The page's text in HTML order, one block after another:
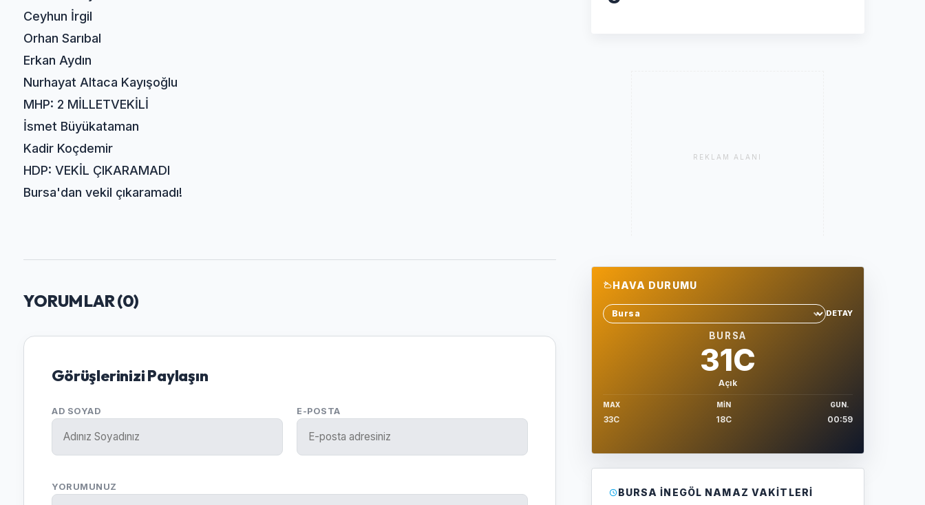
Ceyhun İrgil
Orhan Sarıbal
Erkan Aydın
Nurhayat Altaca Kayışoğlu
MHP: 2 MİLLETVEKİLİ
İsmet Büyükataman
Kadir Koçdemir
HDP: VEKİL ÇIKARAMADI
Bursa'dan vekil çıkaramadı!
YORUMLAR (0)
Görüşlerinizi Paylaşın
AD SOYAD E-POSTA
YORUMUNUZ
REKLAM ALANI
HAVA DURUMU
Sehir sec
DETAY
BURSA
31C
Açık
MAX
33C
MIN
18C
GUN.
00:59
BURSA İNEGÖL NAMAZ VAKITLERI